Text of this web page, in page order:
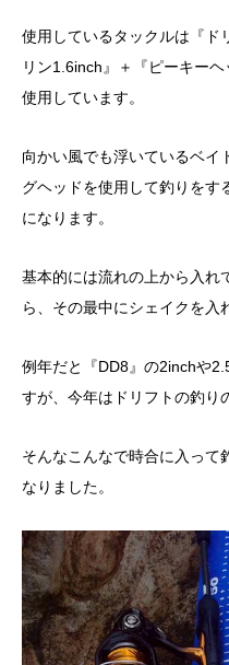
使用しているタックルは『ド
リン1.6inch』＋『ピーキー
使用しています。
向かい風でも浮いているベイ
グヘッドを使用して釣りをす
になります。
基本的には流れの上から入れ
ら、その最中にシェイクを入
例年だと『DD8』の2inchや
すが、今年はドリフトの釣り
そんなこんなで時合に入って
なりました。